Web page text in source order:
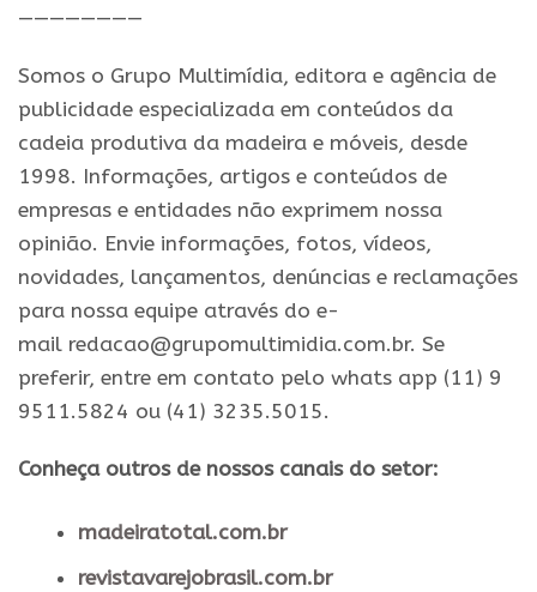
————————
Somos o Grupo Multimídia, editora e agência de
publicidade especializada em conteúdos da
cadeia produtiva da madeira e móveis, desde
1998. Informações, artigos e conteúdos de
empresas e entidades não exprimem nossa
opinião. Envie informações, fotos, vídeos,
novidades, lançamentos, denúncias e reclamações
para nossa equipe através do e-
mail redacao@grupomultimidia.com.br. Se
preferir, entre em contato pelo whats app (11) 9
9511.5824 ou (41) 3235.5015.
Conheça outros de nossos canais do setor:
madeiratotal.com.br
revistavarejobrasil.com.br